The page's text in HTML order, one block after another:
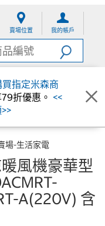
賣場位置 我的帳戶
買指定米森商
折優惠。 <<
場-生活家電
風機豪華型
A(220V) 含